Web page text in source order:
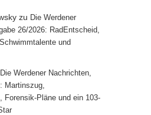
zu Die Werdener
26/2026: RadEntscheid,
und
Die Werdener Nachrichten,
Martinszug,
Forensik-Pläne und ein 103-